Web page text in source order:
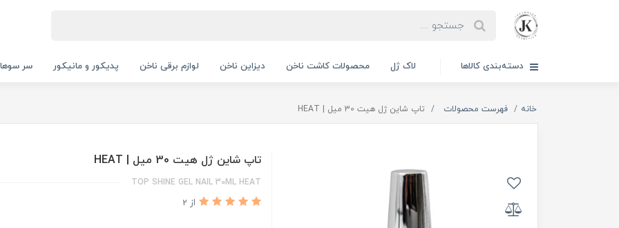
دسته‌بندی کالاها لاک ژل محصولات کاشت ناخن دیزاین ناخن لوازم برقی ناخن پدیکور و مانیکور سر
خانه فهرست محصولات تاپ شاین ژل هیت 30 میل | HEAT
تاپ شاین ژل هیت 30 میل | HEAT
TOP SHINE GEL NAIL 30ML HEAT
از 2